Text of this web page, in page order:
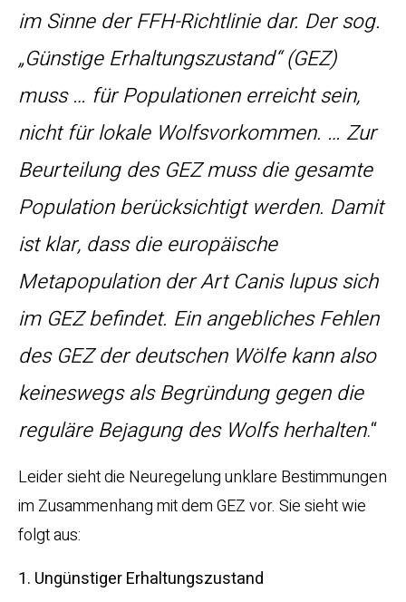
im Sinne der FFH-Richtlinie dar. Der sog.
„Günstige Erhaltungszustand“ (GEZ)
muss … für Populationen erreicht sein,
nicht für lokale Wolfsvorkommen. … Zur
Beurteilung des GEZ muss die gesamte
Population berücksichtigt werden. Damit
ist klar, dass die europäische
Metapopulation der Art Canis lupus sich
im GEZ befindet. Ein angebliches Fehlen
des GEZ der deutschen Wölfe kann also
keineswegs als Begründung gegen die
reguläre Bejagung des Wolfs herhalten.“
Leider sieht die Neuregelung unklare Bestimmungen
im Zusammenhang mit dem GEZ vor. Sie sieht wie
folgt aus:
1. Ungünstiger Erhaltungszustand